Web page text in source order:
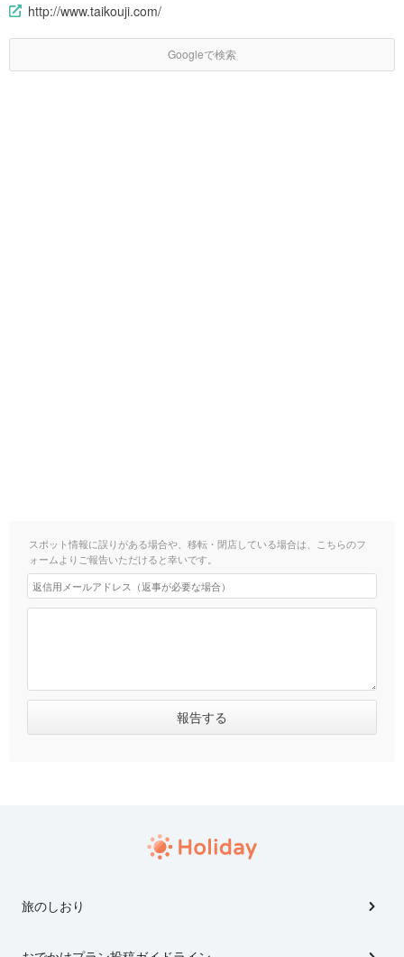
http://www.taikouji.com/
Googleで検索
スポット情報に誤りがある場合や、移転・閉店している場合は、こちらのフ
ォームよりご報告いただけると幸いです。
旅のしおり